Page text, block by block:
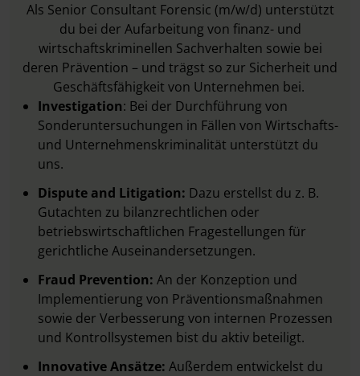
Als Senior Consultant Forensic (m/w/d) unterstützt
du bei der Aufarbeitung von finanz- und
wirtschaftskriminellen Sachverhalten sowie bei
deren Prävention – und trägst so zur Sicherheit und
Geschäftsfähigkeit von Unternehmen bei.
Investigation: Bei der Durchführung von
Sonderuntersuchungen in Fällen von Wirtschafts-
und Unternehmenskriminalität unterstützt du
uns.
Dispute and Litigation: Dazu erstellst du z. B.
Gutachten zu bilanzrechtlichen oder
betriebswirtschaftlichen Fragestellungen für
gerichtliche Auseinandersetzungen.
Fraud Prevention: An der Konzeption und
Implementierung von Präventionsmaßnahmen
sowie der Verbesserung von internen Prozessen
und Kontrollsystemen bist du aktiv beteiligt.
Innovative Ansätze: Außerdem entwickelst du